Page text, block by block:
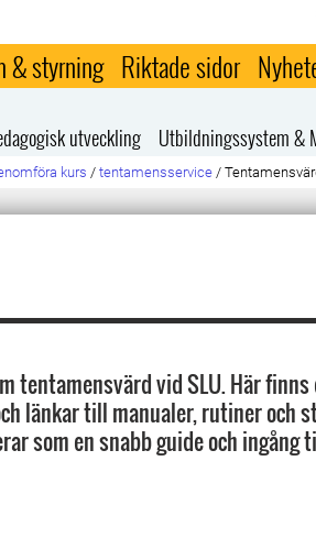
& styrning Riktade sidor
utveckling Utbildningssystem &
kurs / tentamensservice /
tentamensvärd vid SLU. Här
länkar till manualer, rutiner och
som en snabb guide och ingång